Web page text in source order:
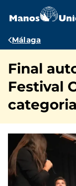
contenido
Ruta
Málaga
Final
Festival